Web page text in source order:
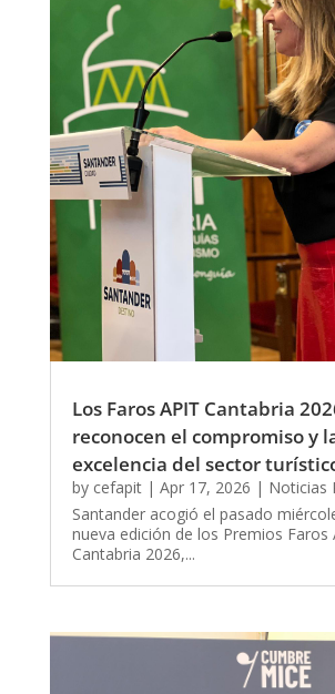
Los Faros APIT Cantabria
reconocen el compromiso y
excelencia del sector
by cefapit| Apr 17, 2026 | Noticias
Santander acogió el pasado
nueva edición de los Premios Faros
Cantabria 2026,...